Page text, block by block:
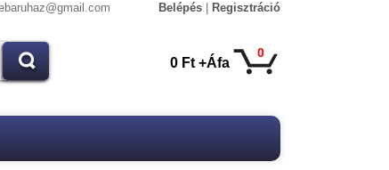
Belépés Regisztráció
0
0 Ft +Áfa